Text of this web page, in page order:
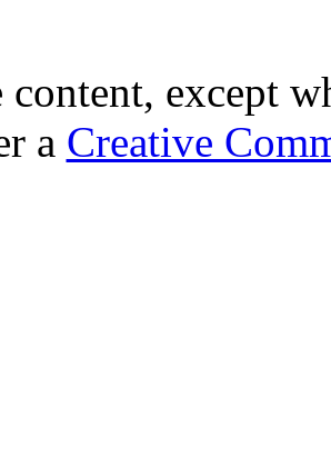
except
a Creative